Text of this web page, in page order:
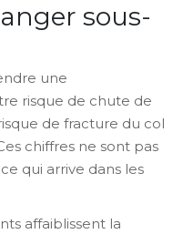
sous-
une
risque de chute de
de fracture du col
chiffres ne sont pas
qui arrive dans les
affaiblissent la